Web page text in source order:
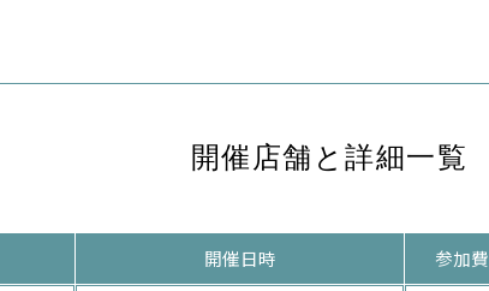
開催店舗と詳細一覧
開催日時 参加費